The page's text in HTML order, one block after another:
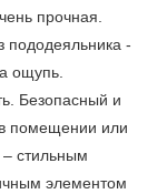
прочная.
пододеяльника -
ощупь.
Безопасный и
помещении или
– стильным
элементом